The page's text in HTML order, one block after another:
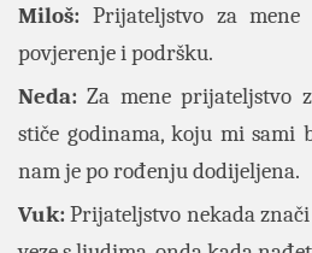
Miloš: Prijateljstvo za mene
povjerenje i podršku.
Neda: Za mene prijateljstvo
stiče godinama, koju mi sami
nam je po rođenju dodijeljena.
Vuk: Prijateljstvo nekada